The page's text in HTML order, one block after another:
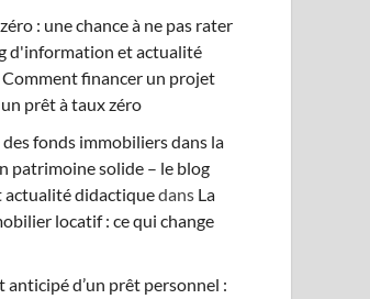
: une chance à ne pas rater
d'information et actualité
Comment financer un projet
prêt à taux zéro
fonds immobiliers dans la
patrimoine solide – le blog
didactiquedans La
locatif : ce qui change
anticipé d’un prêt personnel :